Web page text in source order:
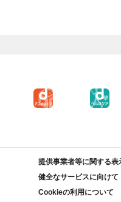
提供事業者等に関する表
健全なサービスに向けて
Cookieの利用について